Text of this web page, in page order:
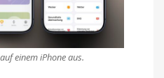
einem iPhone aus.